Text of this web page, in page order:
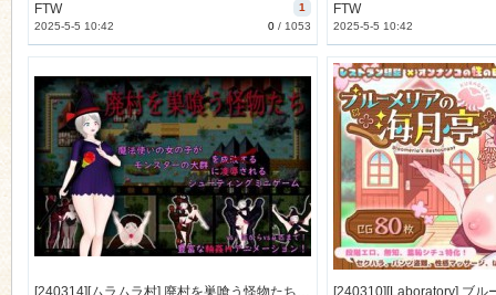
1
FTW
0/ 1053
2025-5-5 10:42
FTW
2025-5-5 10:42
[240314][ムラムラ村] 廃村を巣喰う怪物たち [1698M] [RJ01168572]